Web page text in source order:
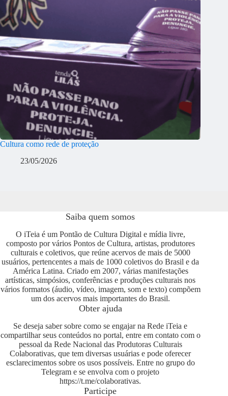
Cultura como rede de proteção
23/05/2026
Saiba quem somos
O iTeia é um Pontão de Cultura Digital e mídia livre,
composto por vários Pontos de Cultura, artistas, produtores
culturais e coletivos, que reúne acervos de mais de 5000
usuários, pertencentes a mais de 1000 coletivos do Brasil e da
América Latina. Criado em 2007, várias manifestações
artísticas, simpósios, conferências e produções culturais nos
vários formatos (áudio, vídeo, imagem, som e texto) compõem
um dos acervos mais importantes do Brasil.
Obter ajuda
Se deseja saber sobre como se engajar na Rede iTeia e
compartilhar seus conteúdos no portal, entre em contato com o
pessoal da Rede Nacional das Produtoras Culturais
Colaborativas, que tem diversas usuárias e pode oferecer
esclarecimentos sobre os usos possíveis. Entre no grupo do
Telegram e se envolva com o projeto
https://t.me/colaborativas.
Participe